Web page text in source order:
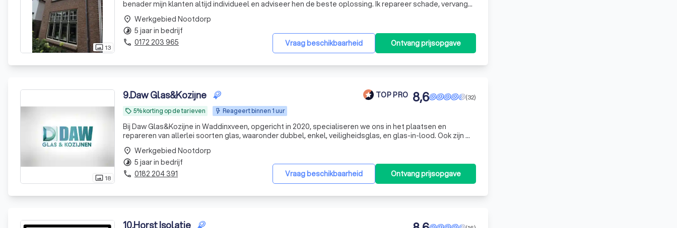
photo_size_select_actual 13
benader mijn klanten altijd individueel en adviseer hen de beste oplossing. Ik repareer schade, vervang
HR++ en HR+++ glas en andere glassoorten. Snelle vervanging is mogelijk binnen 24 uur. Ik
Vraag beschikbaarheid Ontvang prijsopgave
place Werkgebied Nootdorp
timelapse 5 jaar in bedrijf
phone 0172 203 965
photo_size_select_actual 18
9.Daw Glas&Kozijne TOP PRO
local_offer 5% korting op de tarieven Reageert binnen 1 uur
(32)
8,6
Bij Daw Glas&Kozijne in Waddinxveen, opgericht in 2020, specialiseren we ons in het plaatsen en
repareren van allerlei soorten glas, waaronder dubbel, enkel, veiligheidsglas, en glas-in-lood. Ook zijn we
experts in het plaatsen van HR++ en Triple (HR+++) glas. Ons doel is om elke klus met precisie e
Vraag beschikbaarheid Ontvang prijsopgave
place Werkgebied Nootdorp
timelapse 5 jaar in bedrijf
phone 0182 204 391
10.Horst Isolatie